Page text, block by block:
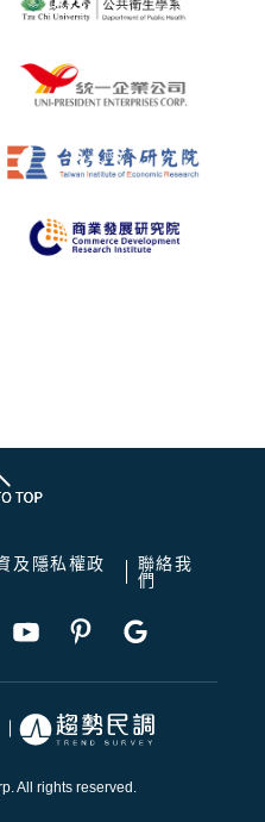
及隱私權政
聯絡我
們
All rights reserved.